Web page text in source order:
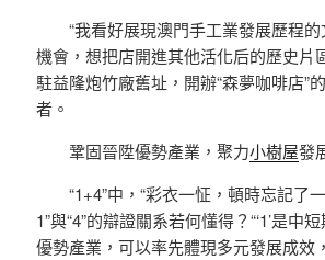
“我看好展現澳門手工業發展歷程
機會，想把店開進其他活化后的歷史片
駐益隆炮竹廠舊址，開辦“森夢咖啡店”
者。
鞏固晉陞優勢產業，聚力小樹屋發
“1+4”中，“彩衣一怔，頓時忘記了
1”與“4”的辯證關系若何懂得？“‘1’是中
優勢產業，可以率先體現多元發展成效